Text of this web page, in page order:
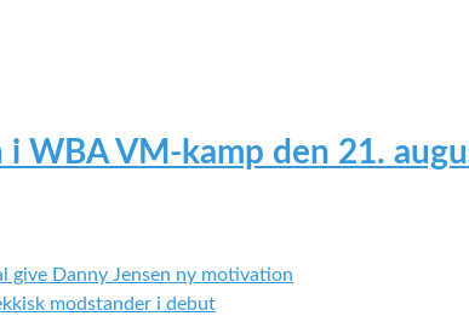
i WBA VM-kamp den 21.
give Danny Jensen ny motivation
modstander i debut